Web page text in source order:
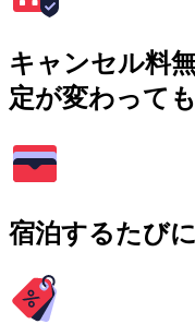
キャンセル料
定が変わって
宿泊するたび